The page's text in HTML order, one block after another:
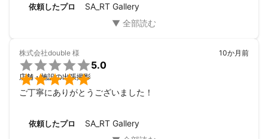
依頼したプロ SA_RT Gallery
株式会社double 様


5.0
店舗・施設の出張撮影
10か月前
ご丁寧にありがとうございました！
依頼したプロ SA_RT Gallery